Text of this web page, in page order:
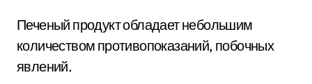
Печеный продукт обладает небольшим
количеством противопоказаний, побочных
явлений.